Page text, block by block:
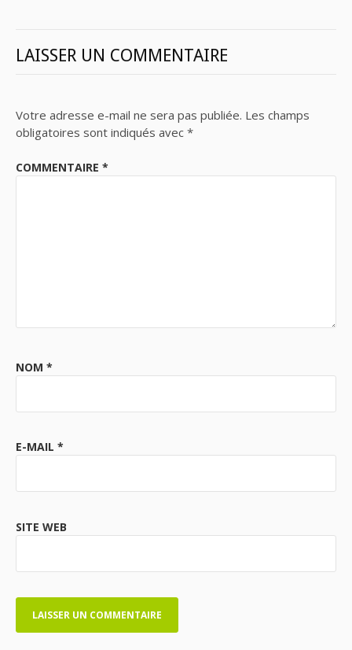
LAISSER UN COMMENTAIRE
Votre adresse e-mail ne sera pas publiée. Les champs
obligatoires sont indiqués avec *
COMMENTAIRE *
NOM *
E-MAIL *
SITE WEB